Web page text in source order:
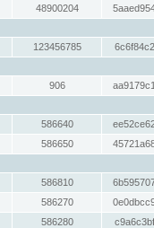
48900204
123456785
906
586640
586650
586810
586270
586280